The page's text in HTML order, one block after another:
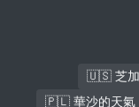
🇺🇸 芝加
🇵🇱 華沙的天氣